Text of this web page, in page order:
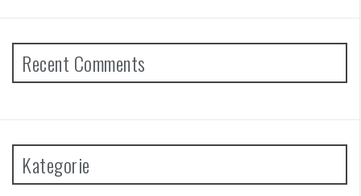
Recent Comments
Kategorie